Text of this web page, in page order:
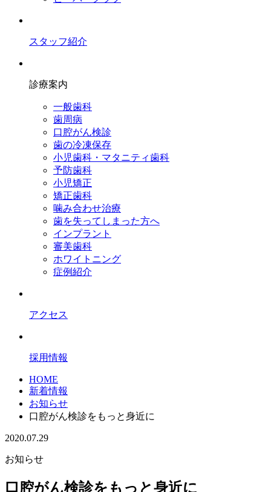
スタッフ紹介
診療案内
一般歯科
歯周病
口腔がん検診
歯の冷凍保存
小児歯科・マタニティ歯科
予防歯科
小児矯正
矯正歯科
噛み合わせ治療
歯を失ってしまった方へ
インプラント
審美歯科
ホワイトニング
症例紹介
アクセス
採用情報
HOME
新着情報
お知らせ
口腔がん検診をもっと身近に
2020.07.29
お知らせ
口腔がん検診をもっと身近に